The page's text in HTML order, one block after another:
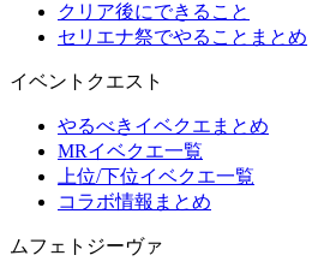
クリア後にできること
セリエナ祭でやることまとめ
イベントクエスト
やるべきイベクエまとめ
MRイベクエ一覧
上位/下位イベクエ一覧
コラボ情報まとめ
ムフェトジーヴァ